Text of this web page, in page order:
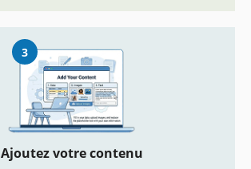
3
Ajoutez votre contenu